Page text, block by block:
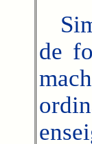
de